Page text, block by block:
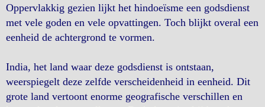
Oppervlakkig gezien lijkt het hindoeïsme een godsdienst
met vele goden en vele opvattingen. Toch blijkt overal een
eenheid de achtergrond te vormen.
India, het land waar deze godsdienst is ontstaan,
weerspiegelt deze zelfde verscheidenheid in eenheid. Dit
grote land vertoont enorme geografische verschillen en